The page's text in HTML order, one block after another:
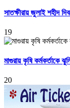
সাতক্ষীরায় জুলাই শহীদ
19
মাগুরায় কৃষি কর্মকর্তাকে
20